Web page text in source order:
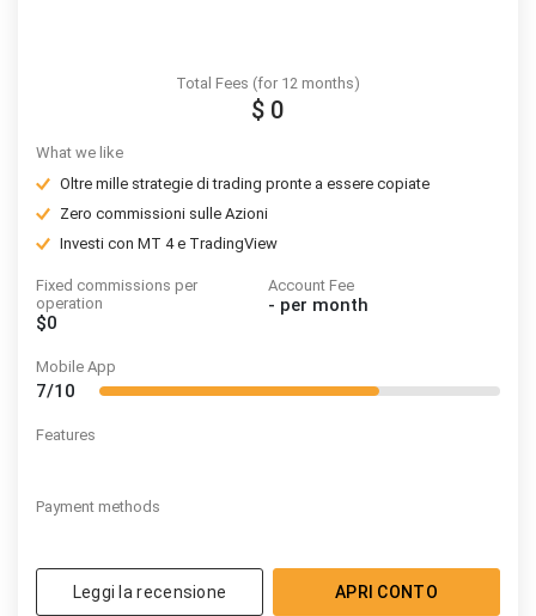
Total Fees (for 12 months)
$ 0
What we like
Oltre mille strategie di trading pronte a essere copiate
Zero commissioni sulle Azioni
Investi con MT 4 e TradingView
Fixed commissions per
operation
$0
Account Fee
- per month
Mobile App
7/10
Features
Payment methods
Leggi la recensione APRI CONTO